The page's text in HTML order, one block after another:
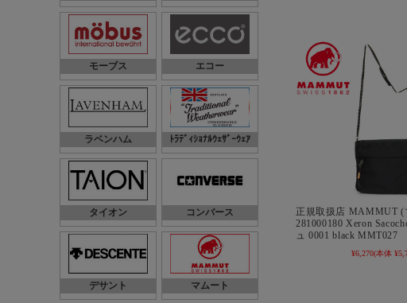
正規取扱店 MAMMUT (
281000180 Xeron
ュ 0001 black MMT027
¥6,270(本体
モーブス エコー
ラベンハム ﾄﾗﾃﾞｨｼｮﾅﾙｳｪｻﾞｰｳｪｱ
タイオン コンバース
デサント マムート